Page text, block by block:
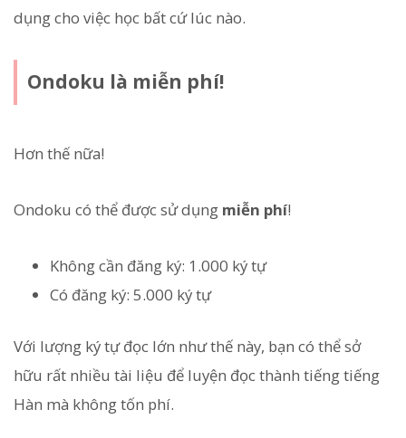
dụng cho việc học bất cứ lúc nào.
Ondoku là miễn phí!
Hơn thế nữa!
Ondoku có thể được sử dụng miễn phí!
Không cần đăng ký: 1.000 ký tự
Có đăng ký: 5.000 ký tự
Với lượng ký tự đọc lớn như thế này, bạn có thể sở
hữu rất nhiều tài liệu để luyện đọc thành tiếng tiếng
Hàn mà không tốn phí.